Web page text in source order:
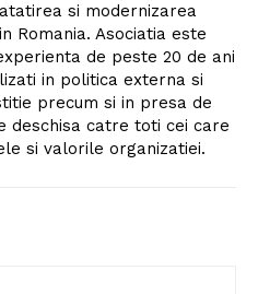
si modernizarea
Romania. Asociatia este
de peste 20 de ani
in politica externa si
precum si in presa de
deschisa catre toti cei care
si valorile organizatiei.